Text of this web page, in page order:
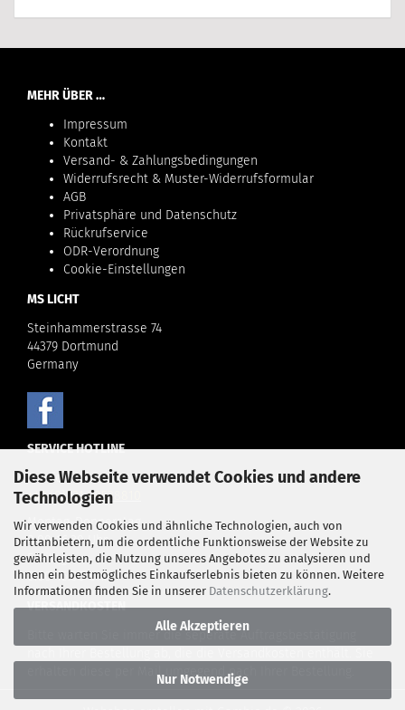
Diese Webseite verwendet Cookies und andere
Technologien
Wir verwenden Cookies und ähnliche Technologien, auch von
Drittanbietern, um die ordentliche Funktionsweise der Website zu
gewährleisten, die Nutzung unseres Angebotes zu analysieren und
Ihnen ein bestmögliches Einkaufserlebnis bieten zu können. Weitere
Informationen finden Sie in unserer Datenschutzerklärung.
Alle Akzeptieren
Nur Notwendige
MEHR ÜBER …
Impressum
Kontakt
Versand- & Zahlungsbedingungen
Widerrufsrecht & Muster-Widerrufsformular
AGB
Privatsphäre und Datenschutz
Rückrufservice
ODR-Verordnung
Cookie-Einstellungen
MS LICHT
Steinhammerstrasse 74
44379 Dortmund
Germany
SERVICE HOTLINE
Telefonische Unterstützung und Beratung unter:
+49 (0)231 98538810
Montag-Donnerstag
8.00-16.30 Uhr
Freitag
8.00-15.00 Uhr
VERSANDKOSTEN
Bitte warten Sie immer die seperate Auftragsbestätigung
erhalten diese per Mail umgegend nach Ihrer Bestellung.